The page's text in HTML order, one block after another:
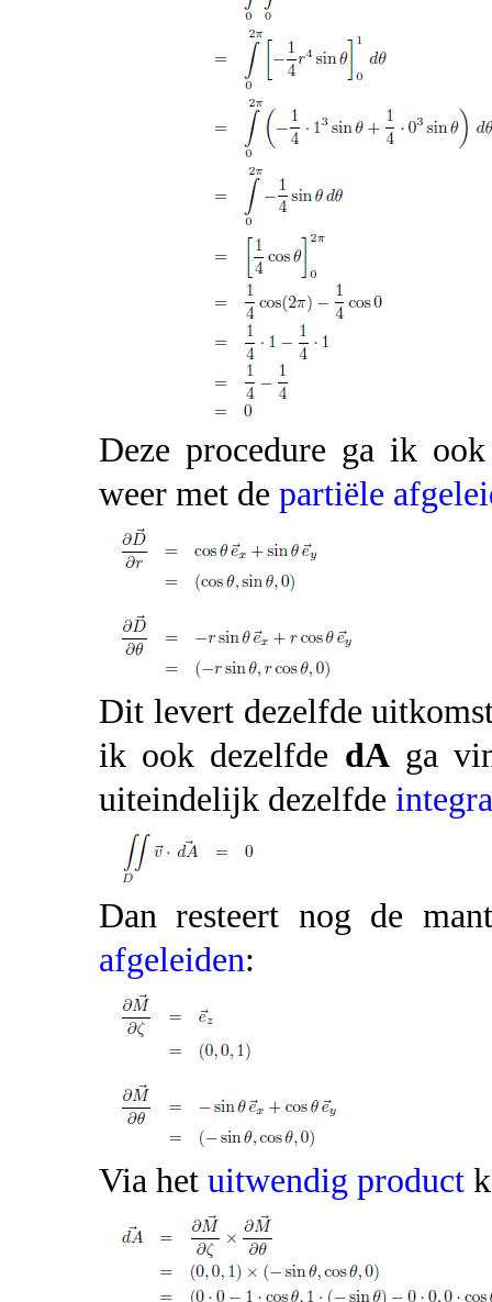
Deze procedure ga ik
weer met de partiële
Dit levert dezelfde
ik ook dezelfde dAga
uiteindelijk dezelfde
Dan resteert nog de
afgeleiden:
Via het uitwendig product